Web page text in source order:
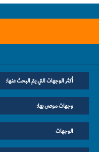
أكثر الوجهات التي يتم البحث عنها:
وجهات موصى بها:
الوجهات